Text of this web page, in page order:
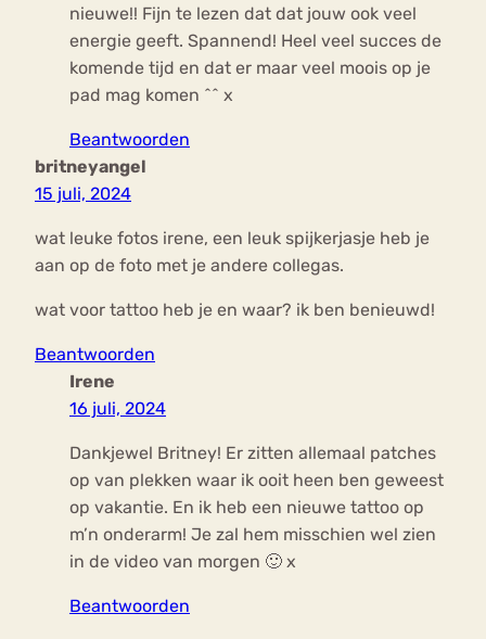
nieuwe!! Fijn te lezen dat dat jouw ook veel
energie geeft. Spannend! Heel veel succes de
komende tijd en dat er maar veel moois op je
pad mag komen ^^ x
Beantwoorden
britneyangel
15 juli, 2024
wat leuke fotos irene, een leuk spijkerjasje heb je
aan op de foto met je andere collegas.
wat voor tattoo heb je en waar? ik ben benieuwd!
Beantwoorden
Irene
16 juli, 2024
Dankjewel Britney! Er zitten allemaal patches
op van plekken waar ik ooit heen ben geweest
op vakantie. En ik heb een nieuwe tattoo op
m’n onderarm! Je zal hem misschien wel zien
in de video van morgen 🙂 x
Beantwoorden